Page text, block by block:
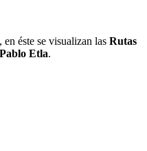
éste se visualizan las Rutas
Etla.